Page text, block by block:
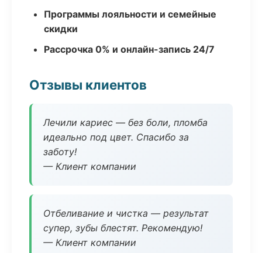
Программы лояльности и семейные
скидки
Рассрочка 0% и онлайн-запись 24/7
Отзывы клиентов
Лечили кариес — без боли, пломба
идеально под цвет. Спасибо за
заботу!
— Клиент компании
Отбеливание и чистка — результат
супер, зубы блестят. Рекомендую!
— Клиент компании